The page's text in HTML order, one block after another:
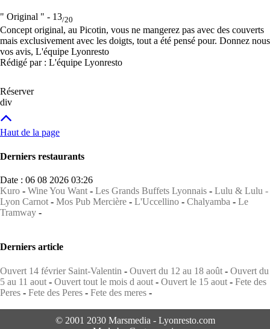
" Original " - 13/20
Concept original, au Picotin, vous ne mangerez pas avec des couverts
mais exclusivement avec les doigts, tout a été pensé pour. Donnez nous
vos avis, L'équipe Lyonresto
Rédigé par : L'équipe Lyonresto
Réserver
div
Haut de la page
Derniers restaurants
Date : 06 08 2026 03:26
Kuro - Wine You Want - Les Grands Buffets Lyonnais - Lulu & Lulu -
Lyon Carnot - Mos Pub Mercière - L'Uccellino - Chalyamba - Le
Tramway -
Derniers article
Ouvert 14 février Saint-Valentin - Ouvert du 12 au 18 août - Ouvert du
5 au 11 aout - Ouvert tout le mois d aout - Ouvert le 15 aout - Fete des
Peres - Fete des Peres - Fete des meres -
© 2001 2030 Marsmedia - Lyonresto.com